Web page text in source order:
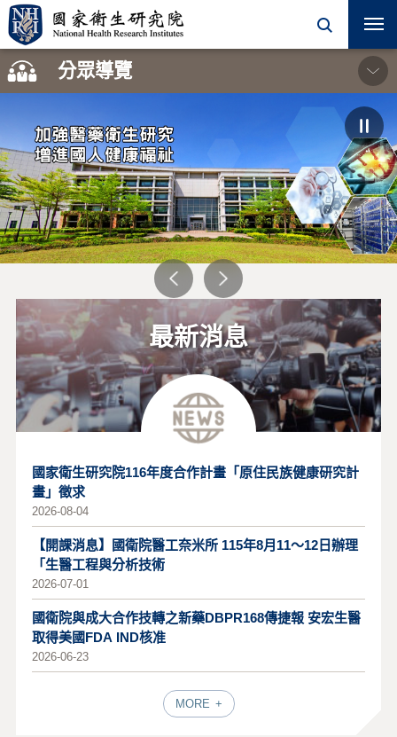
開
分眾導覽
學術活動 徵才訊息 研究單位
計畫徵求 合作學程 機構典藏
院內同仁
加強醫藥衛生研究
增進國人健康福祉
最新消息
國家衛生研究院116年度合作計畫「原住民族健康研究計
畫」徵求
2026-08-04
【開課消息】國衛院醫工奈米所 115年8月11～12日辦理
「生醫工程與分析技術
2026-07-01
國衛院與成大合作技轉之新藥DBPR168傳捷報 安宏生醫
取得美國FDA IND核准
2026-06-23
MORE